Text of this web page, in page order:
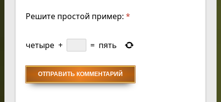
Решите простой пример: *
четыре + = пять